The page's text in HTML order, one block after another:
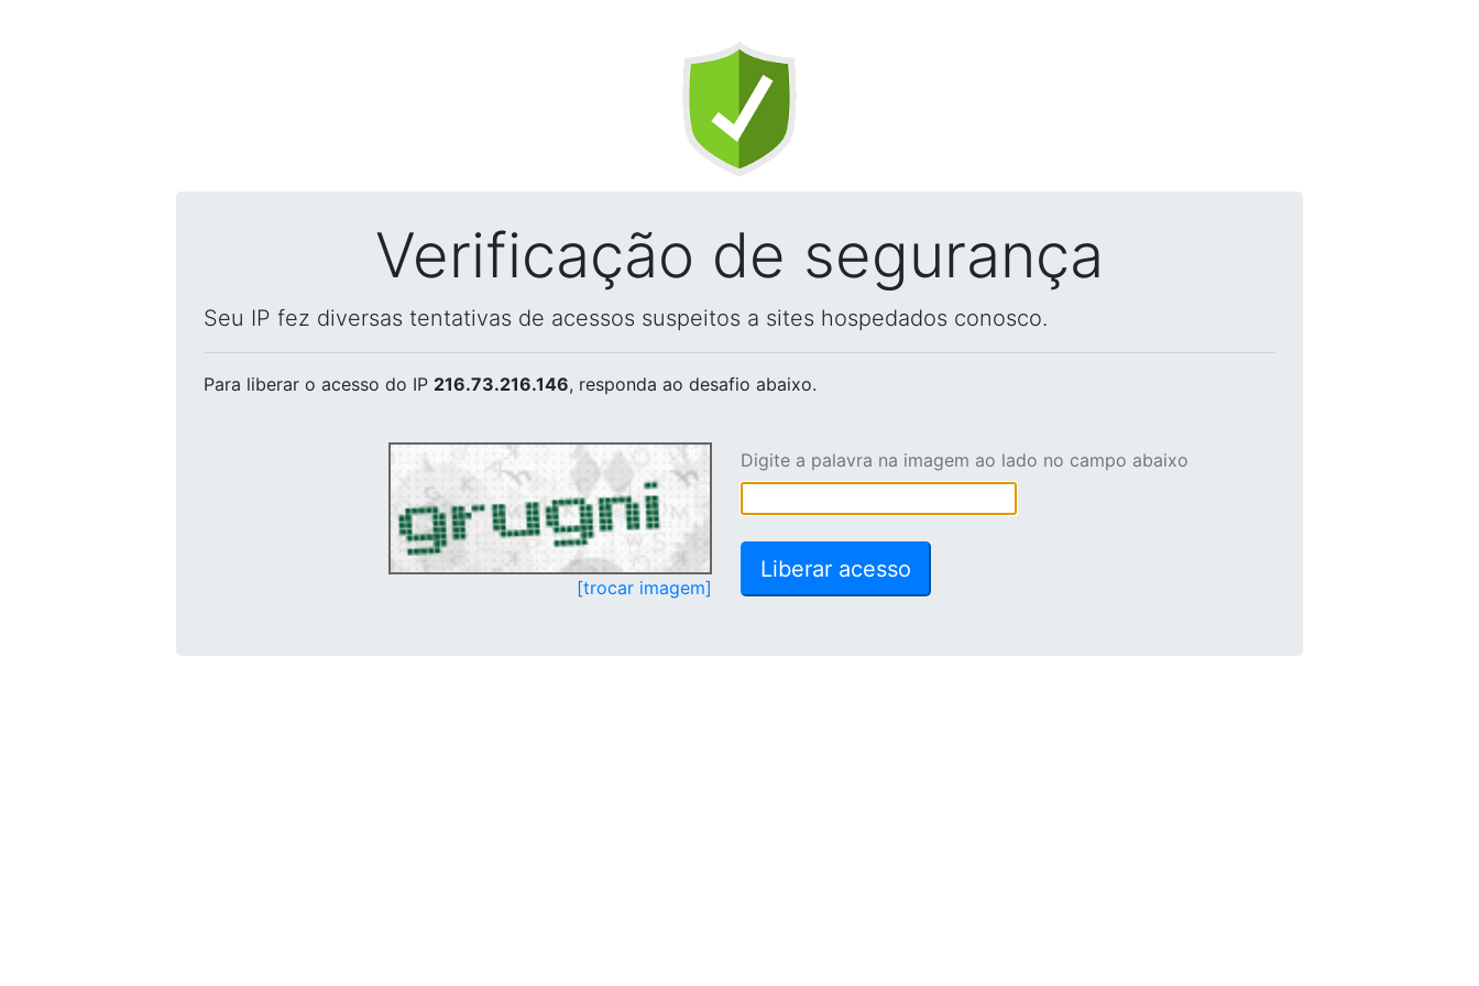
Verificação de segurança
Seu IP fez diversas tentativas de acessos suspeitos a sites hospedados conosco.
Para liberar o acesso do IP 216.73.216.146, responda ao desafio abaixo.
[trocar imagem]
Digite a palavra na imagem ao lado no campo abaixo